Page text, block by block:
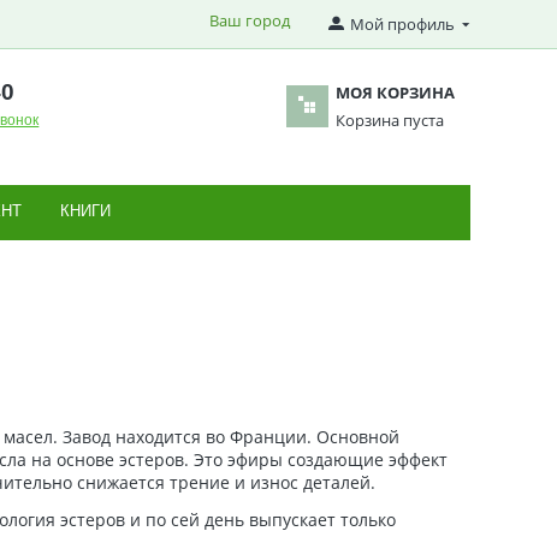
Мой профиль
Ваш город
МОЯ КОРЗИНА
Корзина пуста
КНИГИ
Завод находится во Франции. Основной
на основе эстеров. Это эфиры создающие эффект
снижается трение и износ деталей.
эстеров и по сей день выпускает только